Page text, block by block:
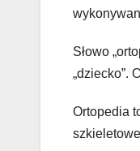
Słowo
„dziecko”.
Ortopedia